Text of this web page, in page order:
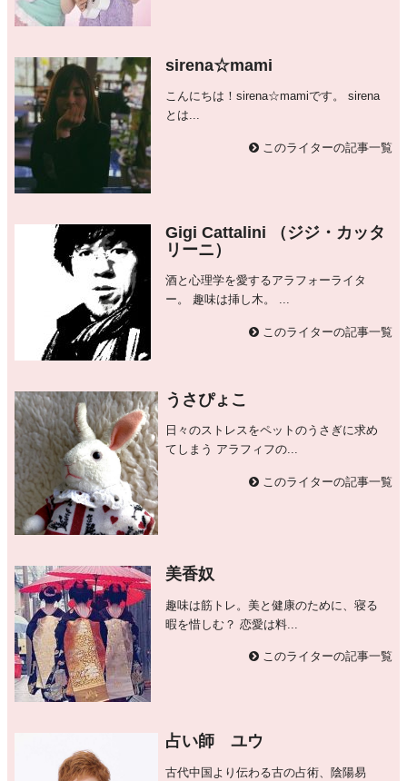
sirena☆mami
こんにちは！sirena☆mamiです。 sirena
とは...
このライターの記事一覧
Gigi Cattalini （ジジ・カッタ
リーニ）
酒と心理学を愛するアラフォーライタ
ー。 趣味は挿し木。 ...
このライターの記事一覧
うさぴょこ
日々のストレスをペットのうさぎに求め
てしまう アラフィフの...
このライターの記事一覧
美香奴
趣味は筋トレ。美と健康のために、寝る
暇を惜しむ？ 恋愛は料...
このライターの記事一覧
占い師 ユウ
古代中国より伝わる古の占術、陰陽易